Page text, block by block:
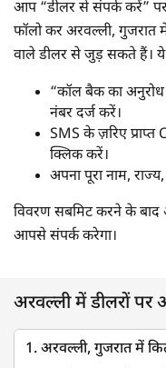
आप “डीलर से संपर्क करें”
फॉलो कर अरवल्ली, गुजरात
वाले डीलर से जुड़ सकते हैं।
“कॉल बैक का
नंबर दर्ज करें।
SMS के ज़रिए
क्लिक करें।
अपना पूरा नाम,
विवरण सबमिट करने के
आपसे संपर्क करेगा।
अरवल्ली में डीलरों पर
1. अरवल्ली, गुजरात में